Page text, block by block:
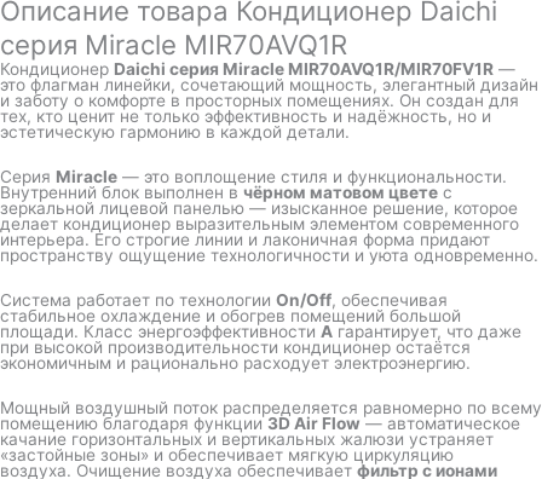
Описание товара Кондиционер Daichi
серия Miracle MIR70AVQ1R
Кондиционер Daichi серия Miracle MIR70AVQ1R/MIR70FV1R —
это флагман линейки, сочетающий мощность, элегантный дизайн
и заботу о комфорте в просторных помещениях. Он создан для
тех, кто ценит не только эффективность и надёжность, но и
эстетическую гармонию в каждой детали.
Серия Miracle — это воплощение стиля и функциональности.
Внутренний блок выполнен в чёрном матовом цвете с
зеркальной лицевой панелью — изысканное решение, которое
делает кондиционер выразительным элементом современного
интерьера. Его строгие линии и лаконичная форма придают
пространству ощущение технологичности и уюта одновременно.
Система работает по технологии On/Off, обеспечивая
стабильное охлаждение и обогрев помещений большой
площади. Класс энергоэффективности A гарантирует, что даже
при высокой производительности кондиционер остаётся
экономичным и рационально расходует электроэнергию.
Мощный воздушный поток распределяется равномерно по всему
помещению благодаря функции 3D Air Flow — автоматическое
качание горизонтальных и вертикальных жалюзи устраняет
«застойные зоны» и обеспечивает мягкую циркуляцию
воздуха. Очищение воздуха обеспечивает фильтр с ионами